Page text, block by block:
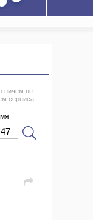
ничем не
сервиса.